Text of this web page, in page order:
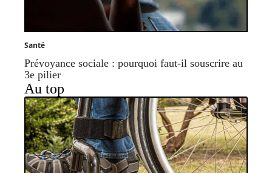
Santé
Prévoyance sociale : pourquoi faut-il souscrire au
3e pilier
Au top